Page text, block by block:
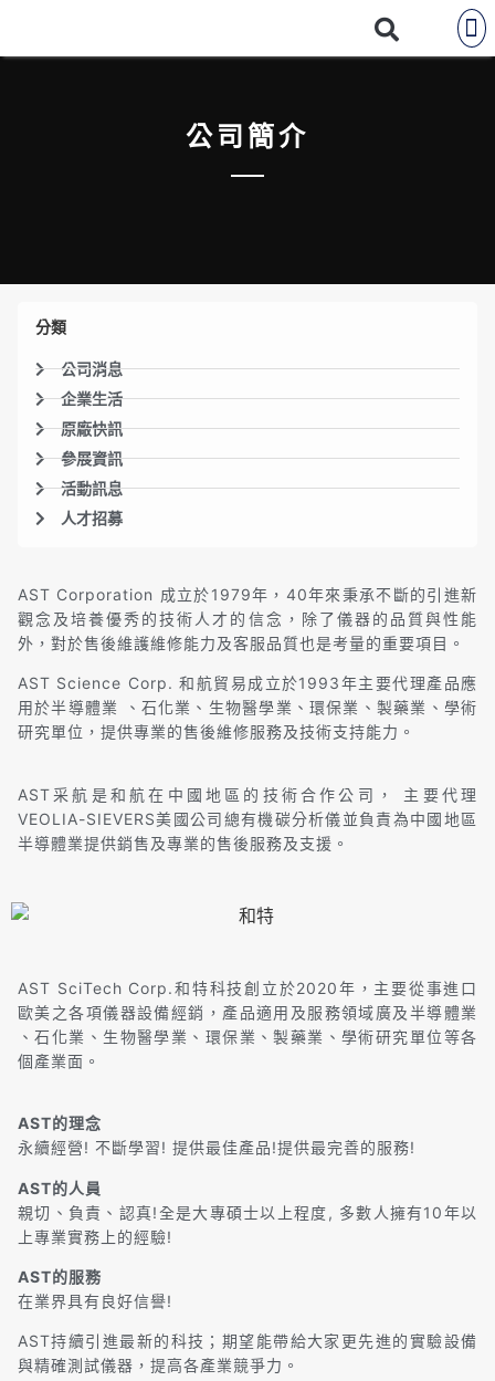
公司簡介
分類
公司消息
企業生活
原廠快訊
參展資訊
活動訊息
人才招募
AST Corporation 成立於1979年，40年來秉承不斷的引進新
觀念及培養優秀的技術人才的信念，除了儀器的品質與性能
外，對於售後維護維修能力及客服品質也是考量的重要項目。
AST Science Corp. 和航貿易成立於1993年主要代理產品應
用於半導體業 、石化業、生物醫學業、環保業、製藥業、學術
研究單位，提供專業的售後維修服務及技術支持能力。
AST采航是和航在中國地區的技術合作公司， 主要代理
VEOLIA-SIEVERS美國公司總有機碳分析儀並負責為中國地區
半導體業提供銷售及專業的售後服務及支援。
AST SciTech Corp.和特科技創立於2020年，主要從事進口
歐美之各項儀器設備經銷，產品適用及服務領域廣及半導體業
、石化業、生物醫學業、環保業、製藥業、學術研究單位等各
個產業面。
AST的理念
永續經營! 不斷學習! 提供最佳產品!提供最完善的服務!
AST的人員
親切、負責、認真!全是大專碩士以上程度, 多數人擁有10年以
上專業實務上的經驗!
AST的服務
在業界具有良好信譽!
AST持續引進最新的科技；期望能帶給大家更先進的實驗設備
與精確測試儀器，提高各產業競爭力。